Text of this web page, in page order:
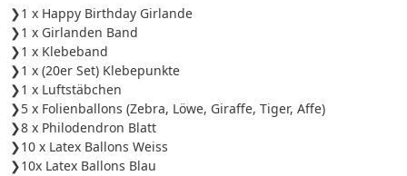
1 x Happy Birthday Girlande
1 x Girlanden Band
1 x Klebeband
1 x (20er Set) Klebepunkte
1 x Luftstäbchen
5 x Folienballons (Zebra, Löwe, Giraffe, Tiger, Affe)
8 x Philodendron Blatt
10 x Latex Ballons Weiss
10x Latex Ballons Blau